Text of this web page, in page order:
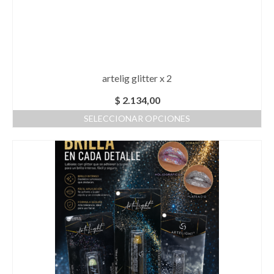
artelig glitter x 2
$ 2.134,00
SELECCIONAR OPCIONES
producto
tiene
múltiples
variantes.
Las
opciones
se
pueden
elegir
en
la